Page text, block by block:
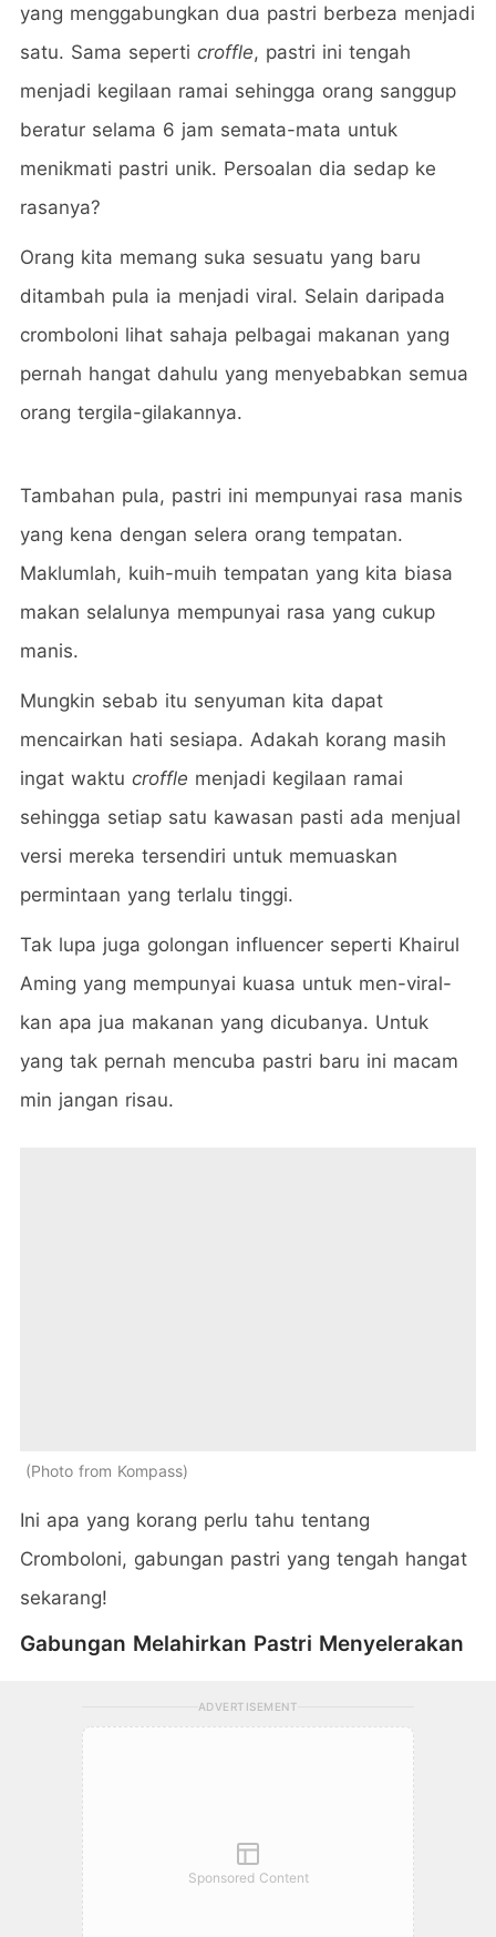
yang menggabungkan dua pastri berbeza menjadi
satu. Sama seperti croffle, pastri ini tengah
menjadi kegilaan ramai sehingga orang sanggup
beratur selama 6 jam semata-mata untuk
menikmati pastri unik. Persoalan dia sedap ke
rasanya?
Orang kita memang suka sesuatu yang baru
ditambah pula ia menjadi viral. Selain daripada
cromboloni lihat sahaja pelbagai makanan yang
pernah hangat dahulu yang menyebabkan semua
orang tergila-gilakannya.
Tambahan pula, pastri ini mempunyai rasa manis
yang kena dengan selera orang tempatan.
Maklumlah, kuih-muih tempatan yang kita biasa
makan selalunya mempunyai rasa yang cukup
manis.
Mungkin sebab itu senyuman kita dapat
mencairkan hati sesiapa. Adakah korang masih
ingat waktu croffle menjadi kegilaan ramai
sehingga setiap satu kawasan pasti ada menjual
versi mereka tersendiri untuk memuaskan
permintaan yang terlalu tinggi.
Tak lupa juga golongan influencer seperti Khairul
Aming yang mempunyai kuasa untuk men-viral-
kan apa jua makanan yang dicubanya. Untuk
yang tak pernah mencuba pastri baru ini macam
min jangan risau.
Photo from Kompass
Ini apa yang korang perlu tahu tentang
Cromboloni, gabungan pastri yang tengah hangat
sekarang!
Gabungan Melahirkan Pastri Menyelerakan
ADVERTISEMENT
Sponsored Content